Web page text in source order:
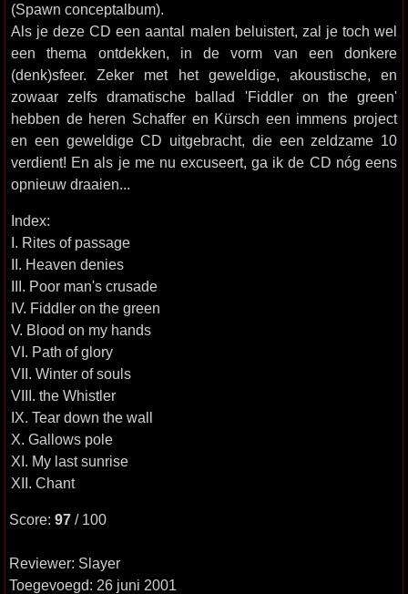
(Spawn conceptalbum).
Als je deze CD een aantal malen beluistert, zal je toch wel
een thema ontdekken, in de vorm van een donkere
(denk)sfeer. Zeker met het geweldige, akoustische, en
zowaar zelfs dramatische ballad 'Fiddler on the green'
hebben de heren Schaffer en Kürsch een immens project
en een geweldige CD uitgebracht, die een zeldzame 10
verdient! En als je me nu excuseert, ga ik de CD nóg eens
opnieuw draaien...
Index:
I. Rites of passage
II. Heaven denies
III. Poor man's crusade
IV. Fiddler on the green
V. Blood on my hands
VI. Path of glory
VII. Winter of souls
VIII. the Whistler
IX. Tear down the wall
X. Gallows pole
XI. My last sunrise
XII. Chant
Score: 97 / 100
Reviewer: Slayer
Toegevoegd: 26 juni 2001